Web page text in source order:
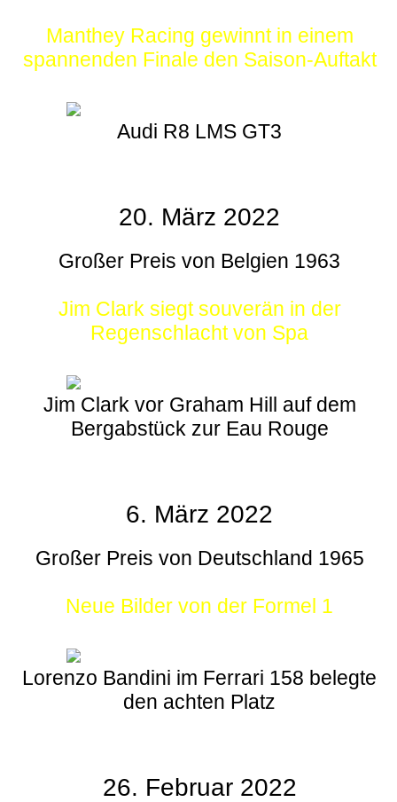
Manthey Racing gewinnt in einem
spannenden Finale den Saison-Auftakt
Audi R8 LMS GT3
20. März 2022
Großer Preis von Belgien 1963
Jim Clark siegt souverän in der
Regenschlacht von Spa
Jim Clark vor Graham Hill auf dem
Bergabstück zur Eau Rouge
6. März 2022
Großer Preis von Deutschland 1965
Neue Bilder von der Formel 1
Lorenzo Bandini im Ferrari 158 belegte
den achten Platz
26. Februar 2022